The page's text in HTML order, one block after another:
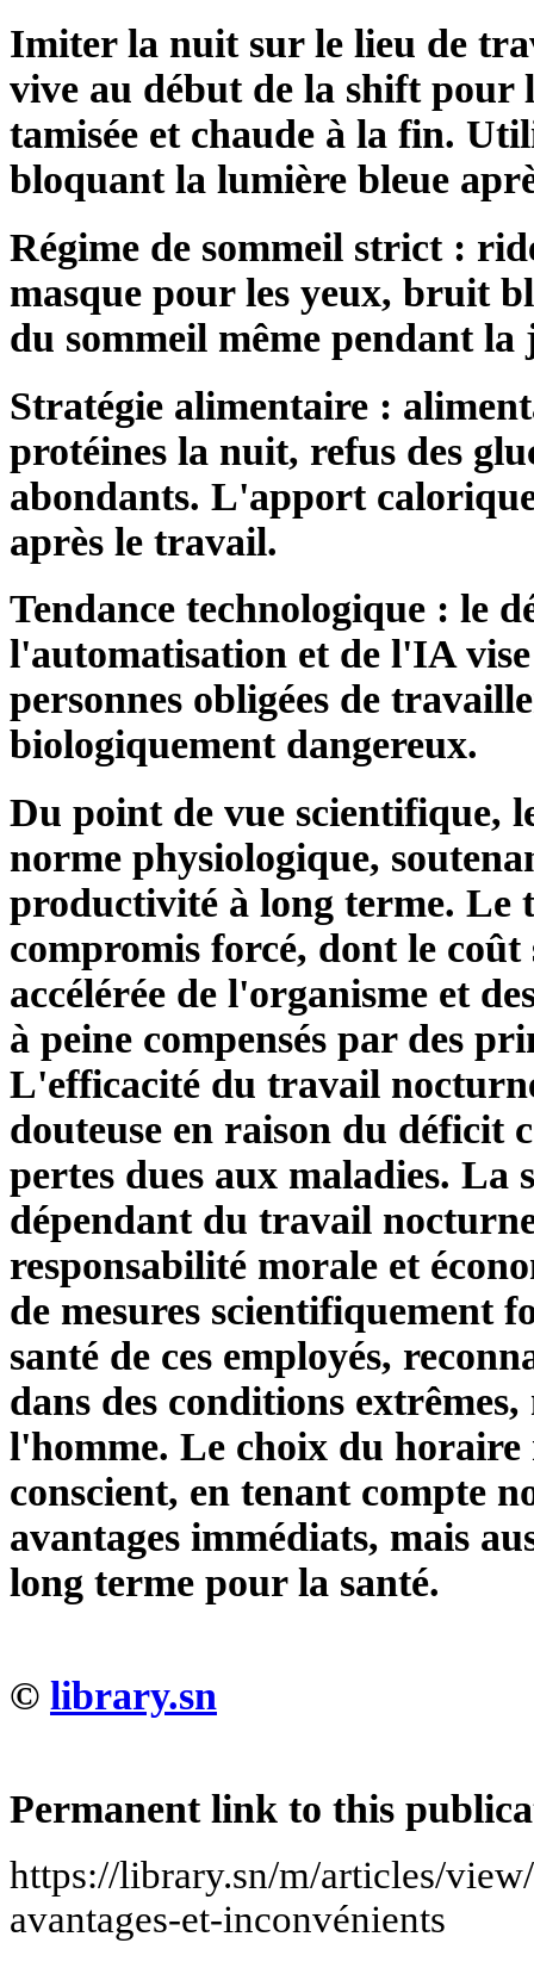
Imiter la nuit sur le lieu de
vive au début de la shift pour
tamisée et chaude à la fin.
bloquant la lumière bleue
Régime de sommeil strict :
masque pour les yeux, bruit
du sommeil même pendant la
Stratégie alimentaire :
protéines la nuit, refus des
abondants. L'apport
après le travail.
Tendance technologique : le
l'automatisation et de l'IA
personnes obligées de
biologiquement dangereux.
Du point de vue scientifique,
norme physiologique,
productivité à long terme. Le
compromis forcé, dont le
accélérée de l'organisme et
à peine compensés par des
L'efficacité du travail
douteuse en raison du déficit
pertes dues aux maladies. La
dépendant du travail
responsabilité morale et
de mesures scientifiquement
santé de ces employés,
dans des conditions
l'homme. Le choix du
conscient, en tenant compte
avantages immédiats, mais
long terme pour la santé.
© library.sn
Permanent link to this
https://library.sn/m/articles/
avantages-et-inconvénients